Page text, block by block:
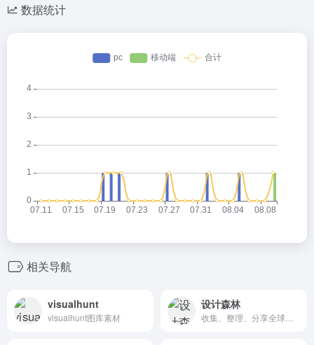
数据统计
相关导航
visualhunt
visualhunt图库素材
设计森林